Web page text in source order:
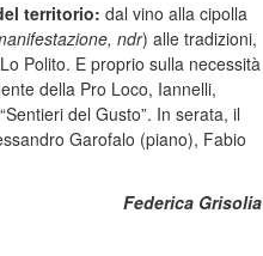
territorio: dal vino alla cipolla
ndr) alle tradizioni,
Polito. E proprio sulla necessità
della Pro Loco, Iannelli,
del Gusto”. In serata, il
Garofalo (piano), Fabio
Federica Grisolia